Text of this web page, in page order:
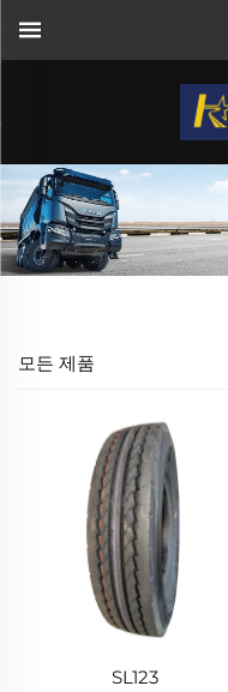
모든 제품
SL123